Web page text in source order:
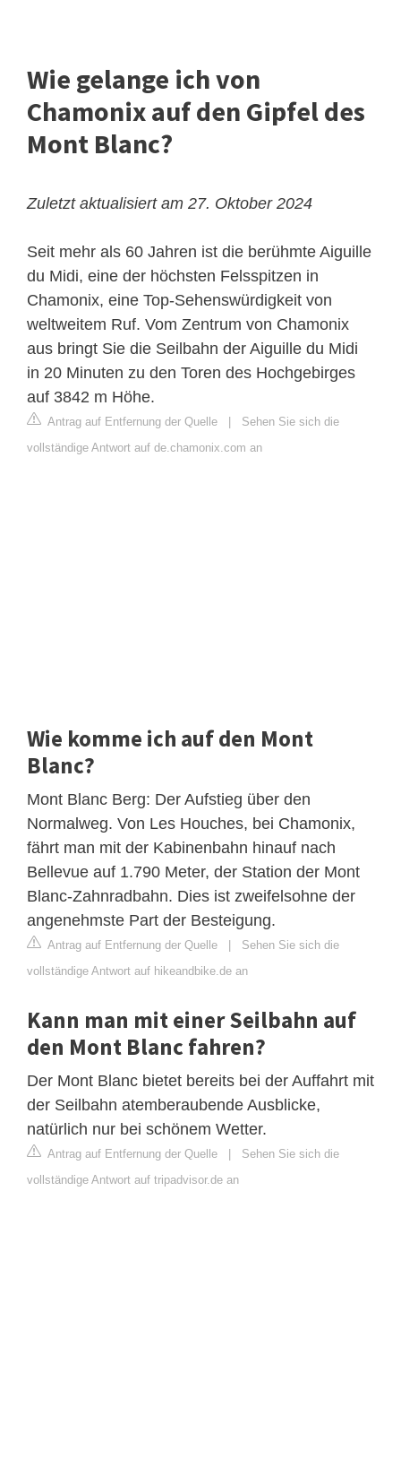
Wie gelange ich von
Chamonix auf den Gipfel des
Mont Blanc?
Zuletzt aktualisiert am 27. Oktober 2024
Seit mehr als 60 Jahren ist die berühmte Aiguille
du Midi, eine der höchsten Felsspitzen in
Chamonix, eine Top-Sehenswürdigkeit von
weltweitem Ruf. Vom Zentrum von Chamonix
aus bringt Sie die Seilbahn der Aiguille du Midi
in 20 Minuten zu den Toren des Hochgebirges
auf 3842 m Höhe.
Antrag auf Entfernung der Quelle
Sehen Sie sich die
vollständige Antwort auf de.chamonix.com an
Wie komme ich auf den Mont
Blanc?
Mont Blanc Berg: Der Aufstieg über den
Normalweg. Von Les Houches, bei Chamonix,
fährt man mit der Kabinenbahn hinauf nach
Bellevue auf 1.790 Meter, der Station der Mont
Blanc-Zahnradbahn. Dies ist zweifelsohne der
angenehmste Part der Besteigung.
Antrag auf Entfernung der Quelle
Sehen Sie sich die
vollständige Antwort auf hikeandbike.de an
Kann man mit einer Seilbahn auf
den Mont Blanc fahren?
Der Mont Blanc bietet bereits bei der Auffahrt mit
der Seilbahn atemberaubende Ausblicke,
natürlich nur bei schönem Wetter.
Antrag auf Entfernung der Quelle
Sehen Sie sich die
vollständige Antwort auf tripadvisor.de an